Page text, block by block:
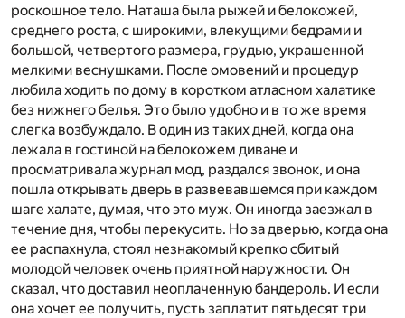
роскошное тело. Наташа была рыжей и белокожей,
среднего роста, с широкими, влекущими бедрами и
большой, четвертого размера, грудью, украшенной
мелкими веснушками. После омовений и процедур
любила ходить по дому в коротком атласном халатике
без нижнего белья. Это было удобно и в то же время
слегка возбуждало. В один из таких дней, когда она
лежала в гостиной на белокожем диване и
просматривала журнал мод, раздался звонок, и она
пошла открывать дверь в развевавшемся при каждом
шаге халате, думая, что это муж. Он иногда заезжал в
течение дня, чтобы перекусить. Но за дверью, когда она
ее распахнула, стоял незнакомый крепко сбитый
молодой человек очень приятной наружности. Он
сказал, что доставил неоплаченную бандероль. И если
она хочет ее получить, пусть заплатит пятьдесят три